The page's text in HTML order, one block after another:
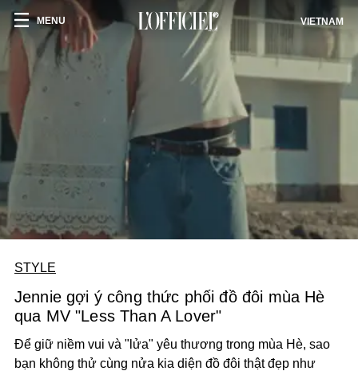
MENU VIETNAM
STYLE
Jennie gợi ý công thức phối đồ đôi mùa Hè
qua MV "Less Than A Lover"
Để giữ niềm vui và "lửa" yêu thương trong mùa Hè, sao
bạn không thử cùng nửa kia diện đồ đôi thật đẹp như